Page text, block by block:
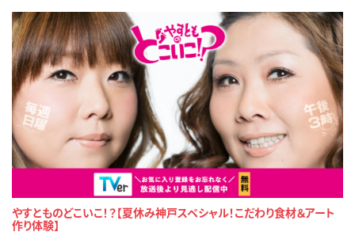
やすとものどこいこ！？【夏休み神戸スペシャル！こだわり食材＆アート
作り体験】